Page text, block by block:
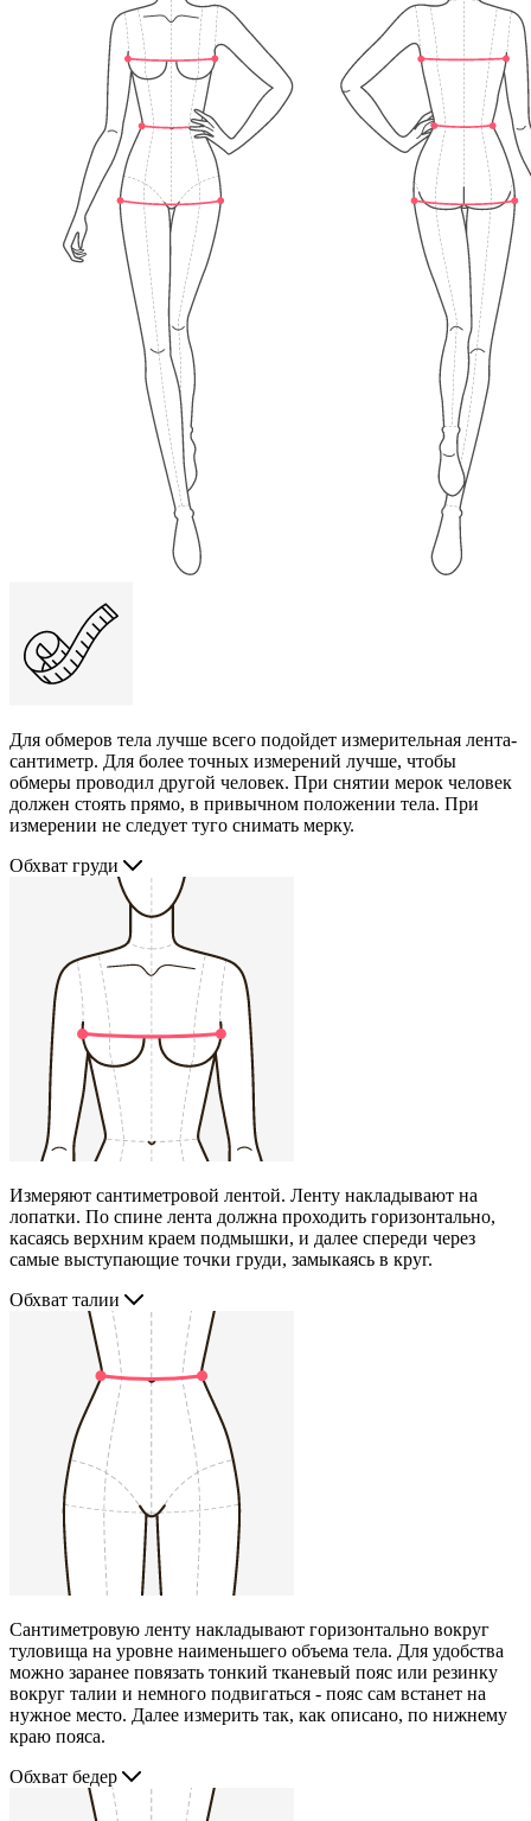
Для обмеров тела лучше всего подойдет измерительная лента-
сантиметр. Для более точных измерений лучше, чтобы
обмеры проводил другой человек. При снятии мерок человек
должен стоять прямо, в привычном положении тела. При
измерении не следует туго снимать мерку.
Обхват груди
Измеряют сантиметровой лентой. Ленту накладывают на
лопатки. По спине лента должна проходить горизонтально,
касаясь верхним краем подмышки, и далее спереди через
самые выступающие точки груди, замыкаясь в круг.
Обхват талии
Сантиметровую ленту накладывают горизонтально вокруг
туловища на уровне наименьшего объема тела. Для удобства
можно заранее повязать тонкий тканевый пояс или резинку
вокруг талии и немного подвигаться - пояс сам встанет на
нужное место. Далее измерить так, как описано, по нижнему
краю пояса.
Обхват бедер